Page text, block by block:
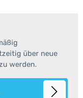
über neue
werden.